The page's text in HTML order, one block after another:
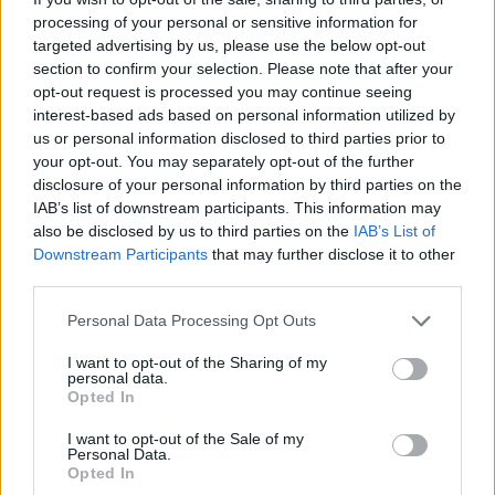
processing of your personal or sensitive information for
targeted advertising by us, please use the below opt-out
section to confirm your selection. Please note that after your
opt-out request is processed you may continue seeing
interest-based ads based on personal information utilized by
us or personal information disclosed to third parties prior to
your opt-out. You may separately opt-out of the further
disclosure of your personal information by third parties on the
IAB’s list of downstream participants. This information may
also be disclosed by us to third parties on the IAB’s List of
Downstream Participants that may further disclose it to other
Please note that this website/app uses one or more Google
not limited to your visit or usage behaviour. You may click to
grant or deny consent to Google and its third-party tags to
use your data for below specified purposes in below Google
consent section.
Personal Data Processing Opt Outs
I want to opt-out of the Sharing of my
personal data.
Opted In
I want to opt-out of the Sale of my
Personal Data.
Opted In
Τι δυνατότητες δίνουν οι
κληρονομικές συμβάσεις;
Πολλές και κυρίως επιλύουν μεγάλα
προβλήματα που συχνά δημιουργούνται εντός
οικογενειών με μεγάλη οικονομική επιφάνεια
και πολλά κληρονομικά στοιχεία.Υπάρχουν δύο
τύποι κληρονομικών συμβάσεων: Η
κληρονομική σύμβαση αιτία θανάτουκαιη
σύμβαση παραίτησης από μελλοντικά
δικαιώματα . Στην πρώτη περίπτωση, ο
συντάκτης της διαθήκης έχει τη δυνατότητα να
συνάψει μια κληρονομική σύμβαση με την οποία
να ορίζει ρητά ποιος και τι κληρονομεί μετά
θΆνατον ο καθένας. Η σύμβαση είναι
συμφωνημένη και δεσμευτική και για τις δύο